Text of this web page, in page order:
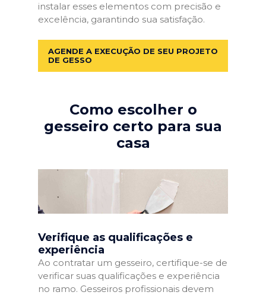
instalar esses elementos com precisão e
excelência, garantindo sua satisfação.
AGENDE A EXECUÇÃO DE SEU PROJETO
DE GESSO
Como escolher o
gesseiro certo para sua
casa
Verifique as qualificações e
experiência
Ao contratar um gesseiro, certifique-se de
verificar suas qualificações e experiência
no ramo. Gesseiros profissionais devem